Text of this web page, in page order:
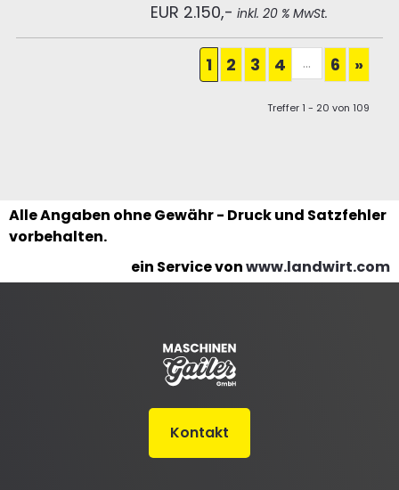
EUR 2.150,- inkl. 20 % MwSt.
1 2 3 4 ... 6 »
Treffer 1 - 20 von 109
Alle Angaben ohne Gewähr - Druck und Satzfehler
vorbehalten.
ein Service vonwww.landwirt.com
Kontakt